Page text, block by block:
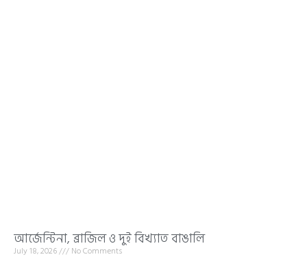
আর্জেন্টিনা, ব্রাজিল ও দুই বিখ্যাত বাঙালি
July 18, 2026 No Comments